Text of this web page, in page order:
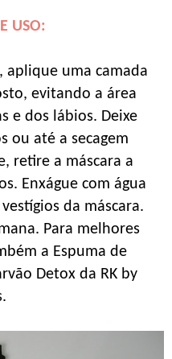
USO:
aplique uma camada
evitando a área
e dos lábios. Deixe
ou até a secagem
retire a máscara a
Enxágue com água
da máscara.
Para melhores
a Espuma de
Detox da RK by